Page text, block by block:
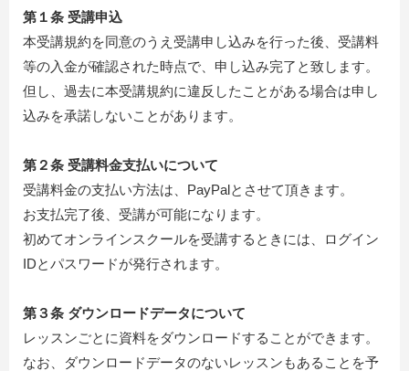
第１条 受講申込
本受講規約を同意のうえ受講申し込みを行った後、受講料
等の入金が確認された時点で、申し込み完了と致します。
但し、過去に本受講規約に違反したことがある場合は申し
込みを承諾しないことがあります。
第２条 受講料金支払いについて
受講料金の支払い方法は、PayPalとさせて頂きます。
お支払完了後、受講が可能になります。
初めてオンラインスクールを受講するときには、ログイン
IDとパスワードが発行されます。
第３条 ダウンロードデータについて
レッスンごとに資料をダウンロードすることができます。
なお、ダウンロードデータのないレッスンもあることを予